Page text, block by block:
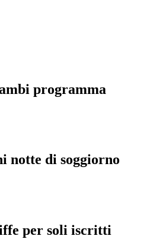
programma
notte di soggiorno
per soli iscritti